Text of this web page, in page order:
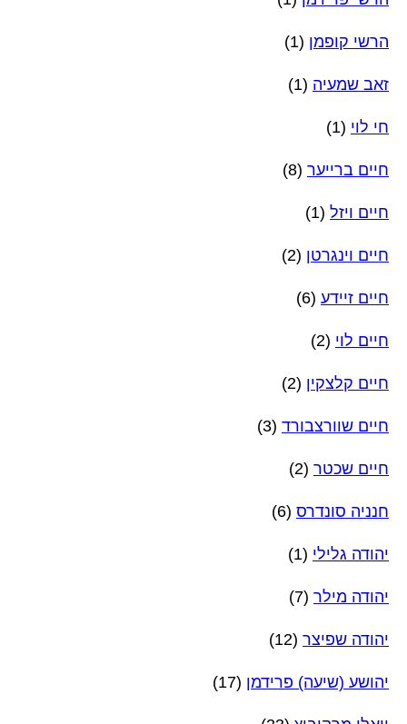
הרשי קופמן (1)
זאב שמעיה (1)
חי לוי (1)
חיים ברייער (8)
חיים ויזל (1)
חיים וינגרטן (2)
חיים זיידע (6)
חיים לוי (2)
חיים קלצקין (2)
חיים שוורצבורד (3)
חיים שכטר (2)
חנניה סונדרס (6)
יהודה גלילי (1)
יהודה מילר (7)
יהודה שפיצר (12)
יהושע (שיעה) פרידמן (17)